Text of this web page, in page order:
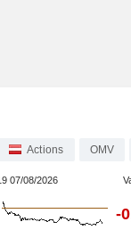
Actions OMV
07/08/2026
-